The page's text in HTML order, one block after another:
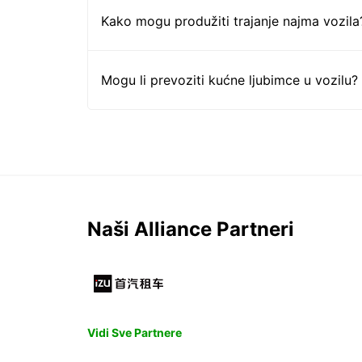
Kako mogu produžiti trajanje najma
Mogu li prevoziti kućne ljubimce u vozilu?
Naši Alliance Partneri
Vidi Sve Partnere